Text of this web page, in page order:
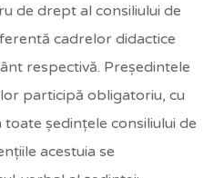
de drept al consiliului de
cadrelor didactice
respectivă. Preşedintele
participă obligatoriu, cu
şedinţele consiliului de
acestuia se